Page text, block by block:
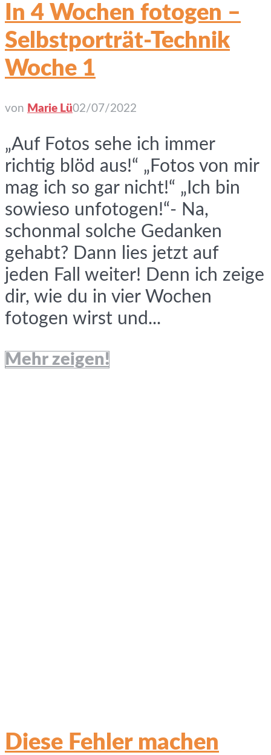
In 4 Wochen fotogen –
Selbstporträt-Technik
Woche 1
von Marie Lü02/07/2022
„Auf Fotos sehe ich immer
richtig blöd aus!“ „Fotos von mir
mag ich so gar nicht!“ „Ich bin
sowieso unfotogen!“- Na,
schonmal solche Gedanken
gehabt? Dann lies jetzt auf
jeden Fall weiter! Denn ich zeige
dir, wie du in vier Wochen
fotogen wirst und...
Mehr zeigen!
Diese Fehler machen